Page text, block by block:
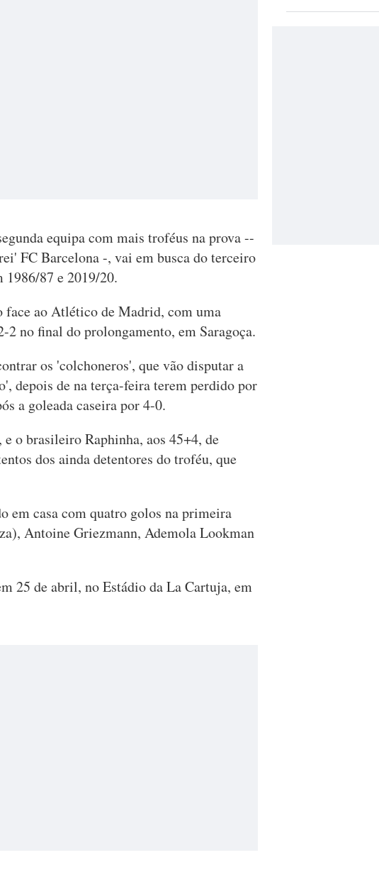
equipa com mais troféus na prova --
FC Barcelona -, vai em busca do terceiro
87 e 2019/20.
ao Atlético de Madrid, com uma
no final do prolongamento, em Saragoça.
os 'colchoneros', que vão disputar a
depois de na terça-feira terem perdido por
a goleada caseira por 4-0.
o brasileiro Raphinha, aos 45+4, de
dos ainda detentores do troféu, que
em casa com quatro golos na primeira
Antoine Griezmann, Ademola Lookman
25 de abril, no Estádio da La Cartuja, em